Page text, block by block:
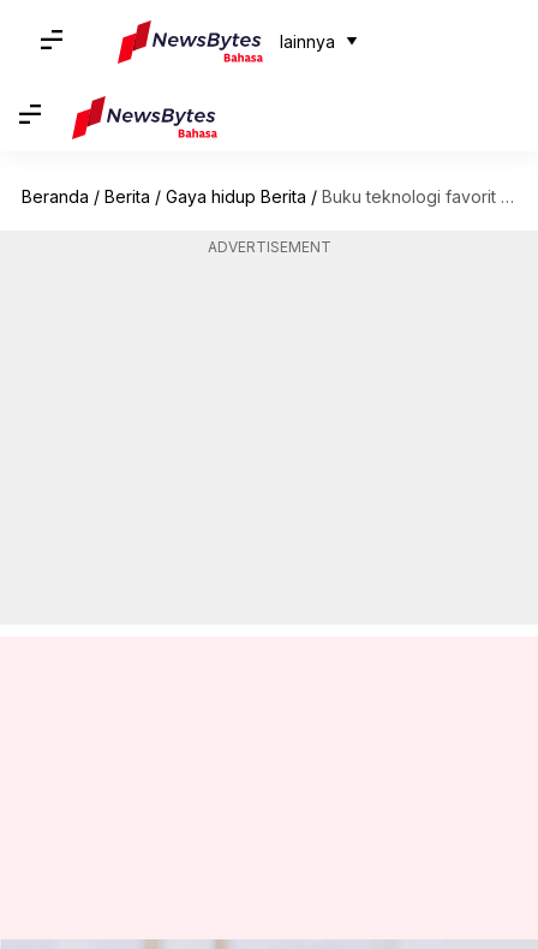
lainnya
Beranda / Berita / Gaya hidup Berita / Buku teknologi favorit Musk, Gates, Zuckerberg, Bezos, dan Cook
ADVERTISEMENT